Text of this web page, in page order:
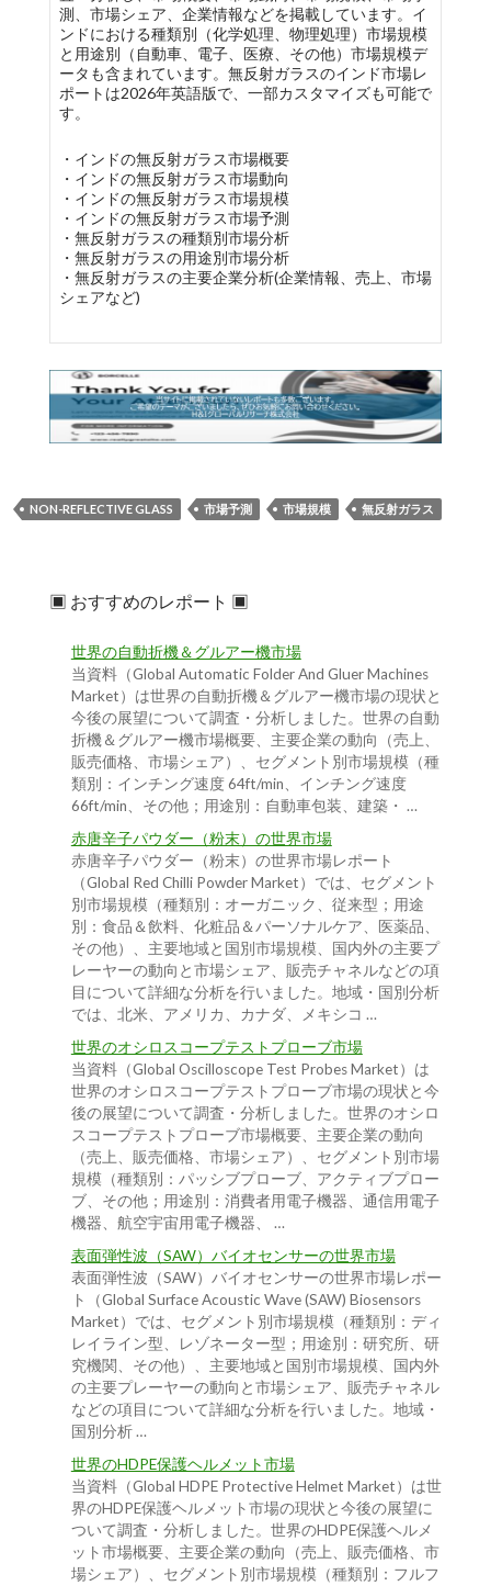
測、市場シェア、企業情報などを掲載しています。イ
ンドにおける種類別（化学処理、物理処理）市場規模
と用途別（自動車、電子、医療、その他）市場規模デ
ータも含まれています。無反射ガラスのインド市場レ
ポートは2026年英語版で、一部カスタマイズも可能で
す。
・インドの無反射ガラス市場概要
・インドの無反射ガラス市場動向
・インドの無反射ガラス市場規模
・インドの無反射ガラス市場予測
・無反射ガラスの種類別市場分析
・無反射ガラスの用途別市場分析
・無反射ガラスの主要企業分析(企業情報、売上、市場
シェアなど)
NON-REFLECTIVE GLASS 市場予測 市場規模 無反射ガラス
▣ おすすめのレポート ▣
世界の自動折機＆グルアー機市場
当資料（Global Automatic Folder And Gluer Machines
Market）は世界の自動折機＆グルアー機市場の現状と
今後の展望について調査・分析しました。世界の自動
折機＆グルアー機市場概要、主要企業の動向（売上、
販売価格、市場シェア）、セグメント別市場規模（種
類別：インチング速度 64ft/min、インチング速度
66ft/min、その他；用途別：自動車包装、建築・ …
赤唐辛子パウダー（粉末）の世界市場
赤唐辛子パウダー（粉末）の世界市場レポート
（Global Red Chilli Powder Market）では、セグメント
別市場規模（種類別：オーガニック、従来型；用途
別：食品＆飲料、化粧品＆パーソナルケア、医薬品、
その他）、主要地域と国別市場規模、国内外の主要プ
レーヤーの動向と市場シェア、販売チャネルなどの項
目について詳細な分析を行いました。地域・国別分析
では、北米、アメリカ、カナダ、メキシコ …
世界のオシロスコープテストプローブ市場
当資料（Global Oscilloscope Test Probes Market）は
世界のオシロスコープテストプローブ市場の現状と今
後の展望について調査・分析しました。世界のオシロ
スコープテストプローブ市場概要、主要企業の動向
（売上、販売価格、市場シェア）、セグメント別市場
規模（種類別：パッシブプローブ、アクティブプロー
ブ、その他；用途別：消費者用電子機器、通信用電子
機器、航空宇宙用電子機器、 …
表面弾性波（SAW）バイオセンサーの世界市場
表面弾性波（SAW）バイオセンサーの世界市場レポー
ト（Global Surface Acoustic Wave (SAW) Biosensors
Market）では、セグメント別市場規模（種類別：ディ
レイライン型、レゾネーター型；用途別：研究所、研
究機関、その他）、主要地域と国別市場規模、国内外
の主要プレーヤーの動向と市場シェア、販売チャネル
などの項目について詳細な分析を行いました。地域・
国別分析 …
世界のHDPE保護ヘルメット市場
当資料（Global HDPE Protective Helmet Market）は世
界のHDPE保護ヘルメット市場の現状と今後の展望に
ついて調査・分析しました。世界のHDPE保護ヘルメ
ット市場概要、主要企業の動向（売上、販売価格、市
場シェア）、セグメント別市場規模（種類別：フルフ